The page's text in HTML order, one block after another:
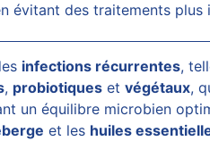
évitant des traitements plus
infections récurrentes,
, probiotiques etvégétaux,
un équilibre microbien
et les huiles